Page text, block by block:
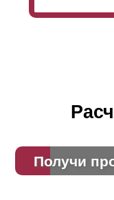
Получи